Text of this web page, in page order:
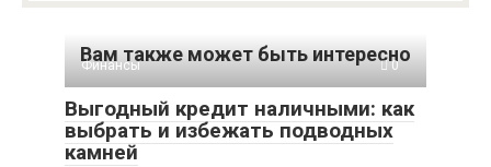
Вам также может быть интересно
Финансы 0
Выгодный кредит наличными: как
выбрать и избежать подводных
камней